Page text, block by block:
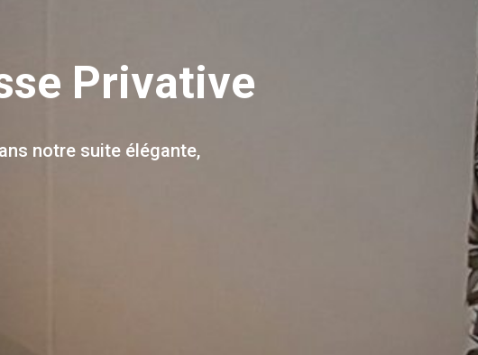
Privative
notre suite élégante,